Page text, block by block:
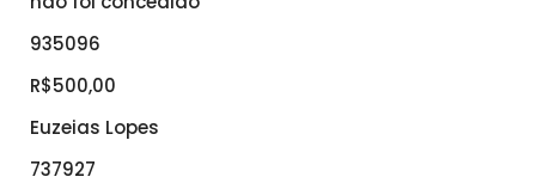
935096
R$500,00
Euzeias Lopes
737927